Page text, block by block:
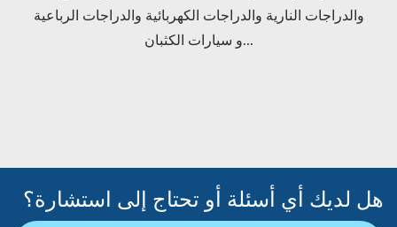
والدراجات النارية والدراجات الكهربائية والدراجات الرباعية
و سيارات الكثبان...
هل لديك أي أسئلة أو تحتاج إلى استشارة؟